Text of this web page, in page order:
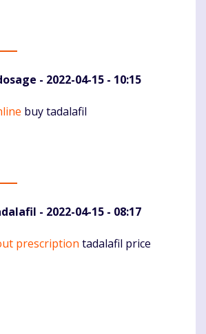
- 2022-04-15 - 10:15
buy tadalafil
- 2022-04-15 - 08:17
prescription tadalafil price